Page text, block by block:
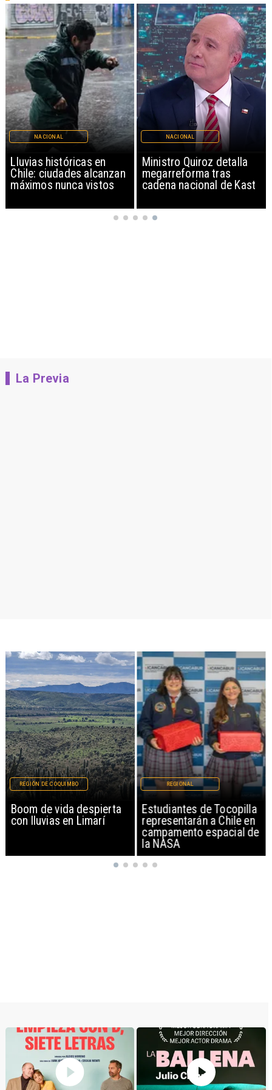
Lluvias históricas en
Chile: ciudades alcanzan
máximos nunca vistos
NACIONAL
Ministro Quiroz detalla
megarreforma tras
cadena nacional de Kast
NACIONAL
La Previa
Boom de vida despierta
con lluvias en Limarí
REGIÓN DE COQUIMBO
Estudiantes de Tocopilla
representarán a Chile en
campamento espacial de
la NASA
REGIONAL